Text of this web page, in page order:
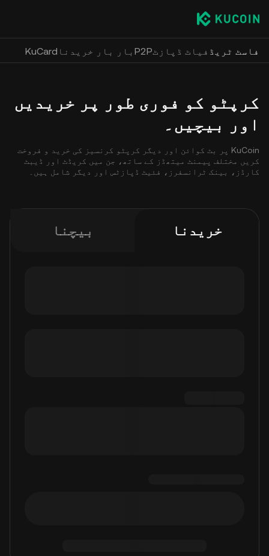
فاسٹ ٹریڈ فیاٹ ڈپازٹP2P بار بار خریدنا KuCard
کرپٹو کو فوری طور پر خریدیں
اور بیچیں۔
KuCoin پر بٹ کوائن اور دیگر کرپٹو کرنسیز کی خرید و فروخت
کریں مختلف پیمنٹ میتھڈز کے ساتھ، جن میں کریڈٹ اور ڈیبٹ
کارڈز، بینک ٹرانسفرز، فئیٹ ڈپازٹس اور دیگر شامل ہیں۔
خریدنا بیچنا